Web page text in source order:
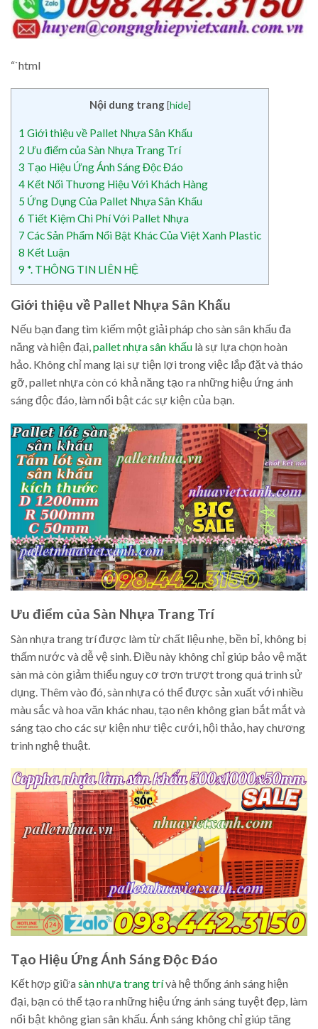
“`html
Nội dung trang [hide]
1 Giới thiệu về Pallet Nhựa Sân Khấu
2 Ưu điểm của Sàn Nhựa Trang Trí
3 Tạo Hiệu Ứng Ánh Sáng Độc Đáo
4 Kết Nối Thương Hiệu Với Khách Hàng
5 Ứng Dụng Của Pallet Nhựa Sân Khấu
6 Tiết Kiệm Chi Phí Với Pallet Nhựa
7 Các Sản Phẩm Nổi Bật Khác Của Việt Xanh Plastic
8 Kết Luận
9 *. THÔNG TIN LIÊN HỆ
Giới thiệu về Pallet Nhựa Sân Khấu
Nếu bạn đang tìm kiếm một giải pháp cho sàn sân khấu đa
năng và hiện đại,pallet nhựa sân khấu là sự lựa chọn hoàn
hảo. Không chỉ mang lại sự tiện lợi trong việc lắp đặt và tháo
gỡ, pallet nhựa còn có khả năng tạo ra những hiệu ứng ánh
sáng độc đáo, làm nổi bật các sự kiện của bạn.
Ưu điểm của Sàn Nhựa Trang Trí
Sàn nhựa trang trí được làm từ chất liệu nhẹ, bền bỉ, không bị
thấm nước và dễ vệ sinh. Điều này không chỉ giúp bảo vệ mặt
sàn mà còn giảm thiểu nguy cơ trơn trượt trong quá trình sử
dụng. Thêm vào đó, sàn nhựa có thể được sản xuất với nhiều
màu sắc và hoa văn khác nhau, tạo nên không gian bắt mắt và
sáng tạo cho các sự kiện như tiệc cưới, hội thảo, hay chương
trình nghệ thuật.
Tạo Hiệu Ứng Ánh Sáng Độc Đáo
Kết hợp giữasàn nhựa trang trívà hệ thống ánh sáng hiện
đại, bạn có thể tạo ra những hiệu ứng ánh sáng tuyệt đẹp, làm
nổi bật không gian sân khấu. Ánh sáng không chỉ giúp tăng